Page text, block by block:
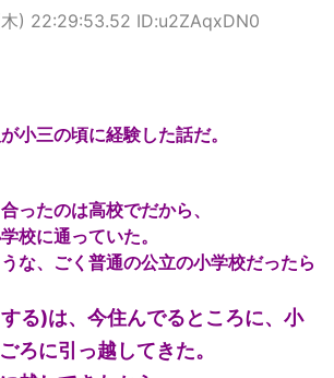
) 22:29:53.52 ID:u2ZAqxDN0
小三の頃に経験した話だ。
ったのは高校でだから、
校に通っていた。
な、ごく普通の公立の小学校だったら
る)は、今住んでるところに、小
ろに引っ越してきた。